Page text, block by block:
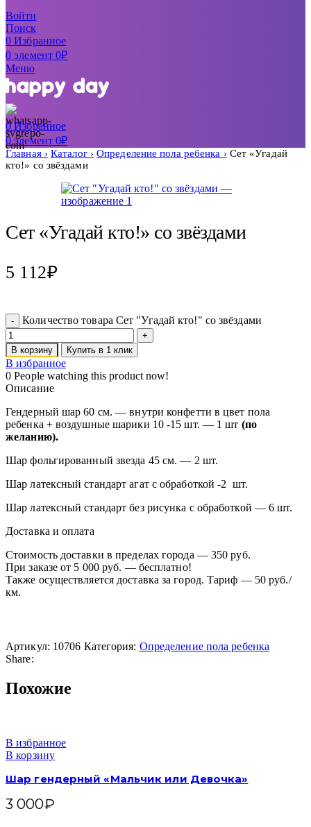
Войти
Поиск
0Избранное
0элемент 0₽
Меню
0Избранное
0элемент 0₽
Главная Каталог Определение пола ребенка
Сет «Угадай
кто!» со звёздами
Сет «Угадай кто!» со звёздами
5 112₽
Количество товара Сет "Угадай кто!" со звёздами
В корзину Купить в 1 клик
В избранное
0 People watching this product now!
Описание
Гендерный шар 60 см. — внутри конфетти в цвет пола
ребенка + воздушные шарики 10 -15 шт. — 1 шт (по
желанию).
Шар фольгированный звезда 45 см. — 2 шт.
Шар латексный стандарт агат с обработкой -2 шт.
Шар латексный стандарт без рисунка с обработкой — 6 шт.
Доставка и оплата
Стоимость доставки в пределах города — 350 руб.
При заказе от 5 000 руб. — бесплатно!
Также осуществляется доставка за город. Тариф — 50 руб./
км.
Артикул: 10706 Категория: Определение пола ребенка
Share:
Похожие
В избранное
В корзину
Шар гендерный «Мальчик или Девочка»
3 000₽